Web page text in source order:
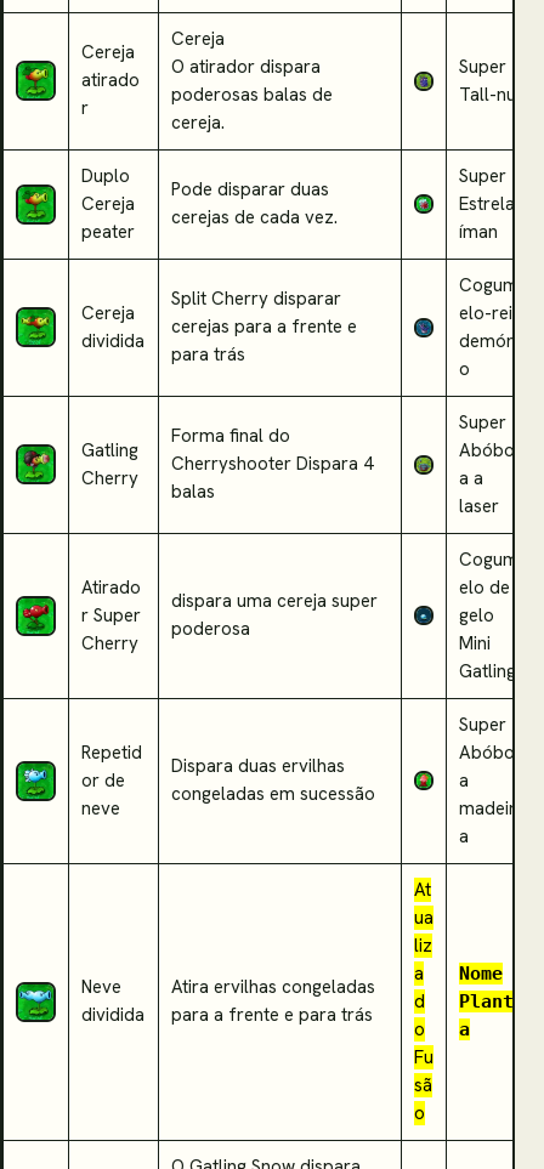
Cereja
atirado
r
Cereja
O atirador dispara
poderosas balas de
cereja.
Super
Tall-nut
Duplo
Cereja
peater
Pode disparar duas
cerejas de cada vez.
Super
Estrela
íman
Cereja
dividida
Split Cherry disparar
cerejas para a frente e
para trás
Cogum
elo-rei
demóni
o
Gatling
Cherry
Forma final do
Cherryshooter Dispara 4
balas
Super
Abóbor
a a
laser
Atirado
r Super
Cherry
dispara uma cereja super
poderosa
Cogum
elo de
gelo
Mini
Gatling
Repetid
or de
neve
Dispara duas ervilhas
congeladas em sucessão
Super
Abóbor
a
madeir
a
Neve
dividida
Atira ervilhas congeladas
para a frente e para trás
At
ua
liz
a
d
o
Fu
sã
o
Nome
Plant
a